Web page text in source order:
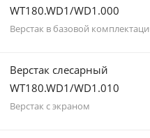
WT180.WD1/WD1.000
Верстак в базовой
Верстак слесарный
WT180.WD1/WD1.010
Верстак с экраном